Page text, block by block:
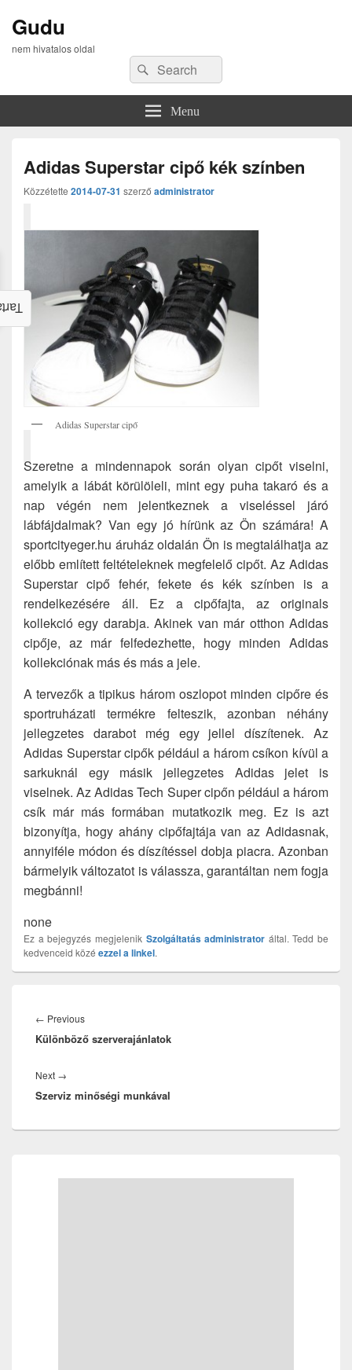
Gudu
nem hivatalos oldal
Search
for:
Search
Menu
Adidas Superstar cipő kék színben
Közzétette 2014-07-31 szerző administrator
Adidas Superstar cipő
Szeretne a mindennapok során olyan cipőt viselni,
amelyik a lábát körülöleli, mint egy puha takaró és a
nap végén nem jelentkeznek a viseléssel járó
lábfájdalmak? Van egy jó hírünk az Ön számára! A
sportcityeger.hu áruház oldalán Ön is megtalálhatja az
előbb említett feltételeknek megfelelő cipőt. Az Adidas
Superstar cipő fehér, fekete és kék színben is a
rendelkezésére áll. Ez a cipőfajta, az originals
kollekció egy darabja. Akinek van már otthon Adidas
cipője, az már felfedezhette, hogy minden Adidas
kollekciónak más és más a jele.
A tervezők a tipikus három oszlopot minden cipőre és
sportruházati termékre felteszik, azonban néhány
jellegzetes darabot még egy jellel díszítenek. Az
Adidas Superstar cipők például a három csíkon kívül a
sarkuknál egy másik jellegzetes Adidas jelet is
viselnek. Az Adidas Tech Super cipőn például a három
csík már más formában mutatkozik meg. Ez is azt
bizonyítja, hogy ahány cipőfajtája van az Adidasnak,
annyiféle módon és díszítéssel dobja piacra. Azonban
bármelyik változatot is válassza, garantáltan nem fogja
megbánni!
none
Ez a bejegyzés megjelenik Szolgáltatás administrator által. Tedd be
kedvenceid közé ezzel a linkel.
navigáció
← PreviousPrevious
post:
Különböző szerverajánlatok
Next →
post:
Szerviz minőségi munkával